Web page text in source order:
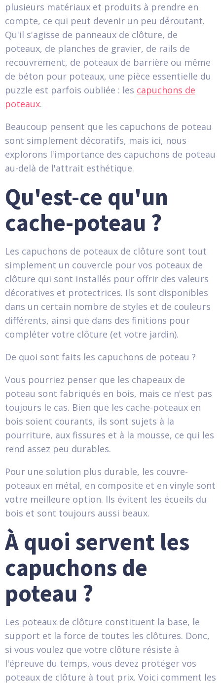
plusieurs matériaux et produits à prendre en
compte, ce qui peut devenir un peu déroutant.
Qu'il s'agisse de panneaux de clôture, de
poteaux, de planches de gravier, de rails de
recouvrement, de poteaux de barrière ou même
de béton pour poteaux, une pièce essentielle du
puzzle est parfois oubliée : les capuchons de
poteaux.
Beaucoup pensent que les capuchons de poteau
sont simplement décoratifs, mais ici, nous
explorons l'importance des capuchons de poteau
au-delà de l'attrait esthétique.
Qu'est-ce qu'un
cache-poteau ?
Les capuchons de poteaux de clôture sont tout
simplement un couvercle pour vos poteaux de
clôture qui sont installés pour offrir des valeurs
décoratives et protectrices. Ils sont disponibles
dans un certain nombre de styles et de couleurs
différents, ainsi que dans des finitions pour
compléter votre clôture (et votre jardin).
De quoi sont faits les capuchons de poteau ?
Vous pourriez penser que les chapeaux de
poteau sont fabriqués en bois, mais ce n'est pas
toujours le cas. Bien que les cache-poteaux en
bois soient courants, ils sont sujets à la
pourriture, aux fissures et à la mousse, ce qui les
rend assez peu durables.
Pour une solution plus durable, les couvre-
poteaux en métal, en composite et en vinyle sont
votre meilleure option. Ils évitent les écueils du
bois et sont toujours aussi beaux.
À quoi servent les
capuchons de
poteau ?
Les poteaux de clôture constituent la base, le
support et la force de toutes les clôtures. Donc,
si vous voulez que votre clôture résiste à
l'épreuve du temps, vous devez protéger vos
poteaux de clôture à tout prix. Voici comment les